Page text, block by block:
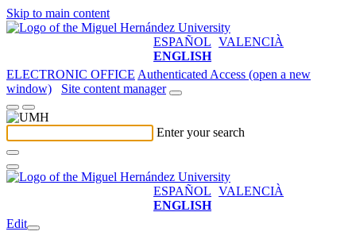
Skip to main content
ESPAÑOL VALENCIÀ
ENGLISH
ELECTRONIC OFFICE Authenticated Access (open a new
window)
Site content manager
Enter your search
ESPAÑOL VALENCIÀ
ENGLISH
Edit